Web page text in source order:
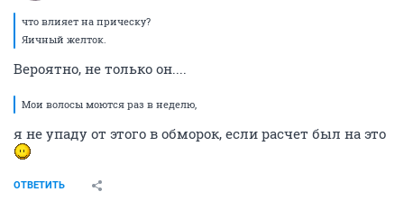
что влияет на прическу?
Яичный желток.
Вероятно, не только он....
Мои волосы моются раз в неделю,
я не упаду от этого в обморок, если расчет был на это
ОТВЕТИТЬ